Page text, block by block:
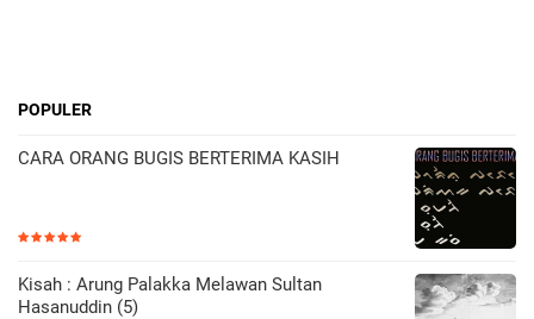
POPULER
CARA ORANG BUGIS BERTERIMA KASIH
Kisah : Arung Palakka Melawan Sultan
Hasanuddin (5)